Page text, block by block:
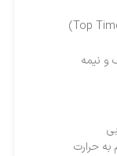
و نیمه
حرارت